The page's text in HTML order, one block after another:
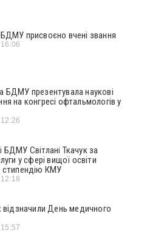
присвоєно вчені звання
16:06
БДМУ презентувала наукові
на конгресі офтальмологів у
12:26
БДМУ Світлані Ткачук за
у сфері вищої освіти
стипендію КМУ
12:18
відзначили День медичного
15:57